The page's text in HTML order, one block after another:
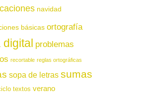
navidad
básicas ortografía
digital problemas
recortable reglas ortográficas
sopa de letras sumas
textos verano